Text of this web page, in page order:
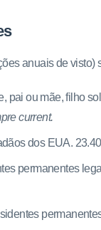
anuais de visto)
pai ou mãe, filho
current.
dos EUA.
permanentes